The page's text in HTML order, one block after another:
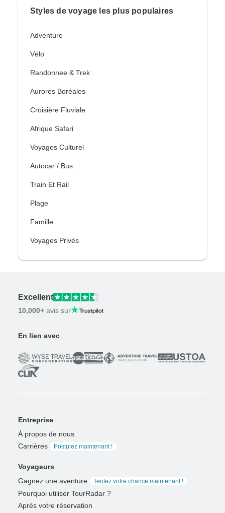
Styles de voyage les plus populaires
Adventure
Vélo
Randonnee & Trek
Aurores Boréales
Croisière Fluviale
Afrique Safari
Voyages Culturel
Autocar / Bus
Train Et Rail
Plage
Famille
Voyages Privés
Excellent
10,000+ avis sur
En lien avec
Entreprise
À propos de nous
Carrières
Postulez maintenant !
Voyageurs
Gagnez une aventure
Tentez votre chance maintenant !
Pourquoi utiliser TourRadar ?
Après votre réservation